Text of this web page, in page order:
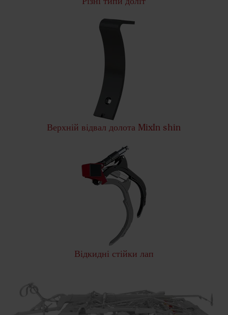
Верхній відвал долота MixIn shin
Відкидні стійки лап